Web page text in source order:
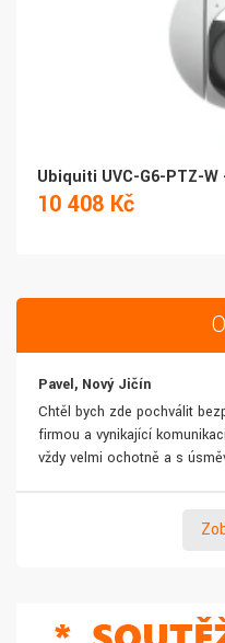
Ubiquiti UVC-G6-PTZ-
10 408 Kč
Pavel, Nový Jičín
Chtěl bych zde pochválit
firmou a vynikající
vždy velmi ochotně a s